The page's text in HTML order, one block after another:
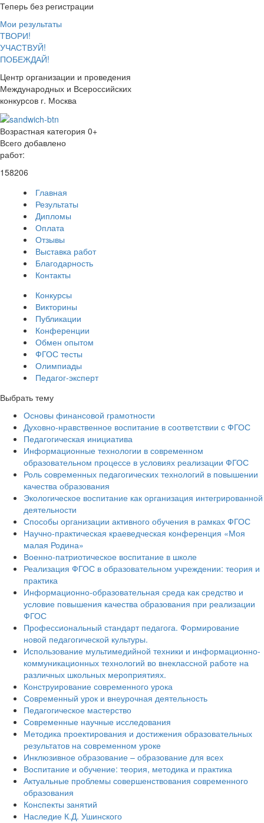
Теперь без регистрации
Мои результаты
ТВОРИ!
УЧАСТВУЙ!
ПОБЕЖДАЙ!
Центр организации и проведения
Международных и Всероссийских
конкурсов г. Москва
Возрастная категория 0+
Всего добавлено
работ:
158206
Главная
Результаты
Дипломы
Оплата
Отзывы
Выставка работ
Благодарность
Контакты
Конкурсы
Викторины
Публикации
Конференции
Обмен опытом
ФГОС тесты
Олимпиады
Педагог-эксперт
Выбрать тему
Основы финансовой грамотности
Духовно-нравственное воспитание в соответствии с ФГОС
Педагогическая инициатива
Информационные технологии в современном
образовательном процессе в условиях реализации ФГОС
Роль современных педагогических технологий в повышении
качества образования
Экологическое воспитание как организация интегрированной
деятельности
Способы организации активного обучения в рамках ФГОС
Научно-практическая краеведческая конференция «Моя
малая Родина»
Военно-патриотическое воспитание в школе
Реализация ФГОС в образовательном учреждении: теория и
практика
Информационно-образовательная среда как средство и
условие повышения качества образования при реализации
ФГОС
Профессиональный стандарт педагога. Формирование
новой педагогической культуры.
Использование мультимедийной техники и информационно-
коммуникационных технологий во внеклассной работе на
различных школьных мероприятиях.
Конструирование современного урока
Современный урок и внеурочная деятельность
Педагогическое мастерство
Современные научные исследования
Методика проектирования и достижения образовательных
результатов на современном уроке
Инклюзивное образование – образование для всех
Воспитание и обучение: теория, методика и практика
Актуальные проблемы совершенствования современного
образования
Конспекты занятий
Наследие К.Д. Ушинского